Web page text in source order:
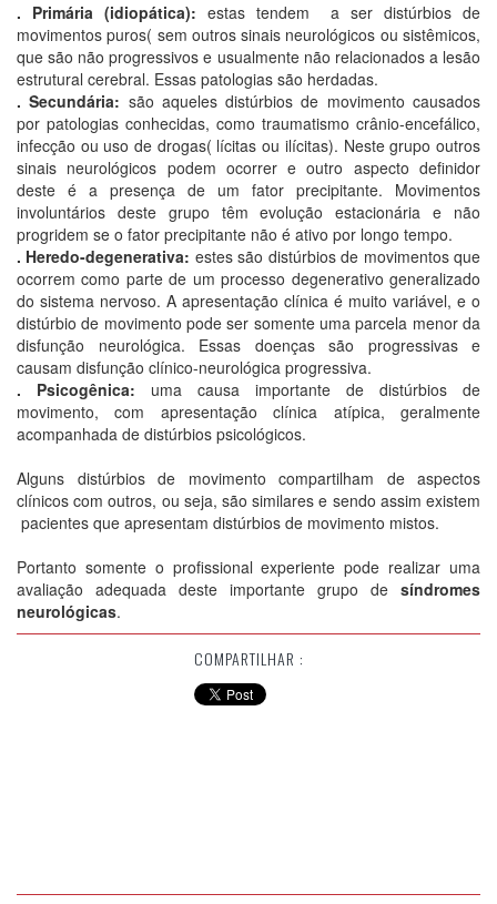
. Primária (idiopática): estas tendem a ser distúrbios de
movimentos puros( sem outros sinais neurológicos ou sistêmicos,
que são não progressivos e usualmente não relacionados a lesão
estrutural cerebral. Essas patologias são herdadas.
. Secundária: são aqueles distúrbios de movimento causados
por patologias conhecidas, como traumatismo crânio-encefálico,
infecção ou uso de drogas( lícitas ou ilícitas). Neste grupo outros
sinais neurológicos podem ocorrer e outro aspecto definidor
deste é a presença de um fator precipitante. Movimentos
involuntários deste grupo têm evolução estacionária e não
progridem se o fator precipitante não é ativo por longo tempo.
. Heredo-degenerativa: estes são distúrbios de movimentos que
ocorrem como parte de um processo degenerativo generalizado
do sistema nervoso. A apresentação clínica é muito variável, e o
distúrbio de movimento pode ser somente uma parcela menor da
disfunção neurológica. Essas doenças são progressivas e
causam disfunção clínico-neurológica progressiva.
. Psicogênica: uma causa importante de distúrbios de
movimento, com apresentação clínica atípica, geralmente
acompanhada de distúrbios psicológicos.
Alguns distúrbios de movimento compartilham de aspectos
clínicos com outros, ou seja, são similares e sendo assim existem
pacientes que apresentam distúrbios de movimento mistos.
Portanto somente o profissional experiente pode realizar uma
avaliação adequada deste importante grupo de síndromes
neurológicas.
COMPARTILHAR :